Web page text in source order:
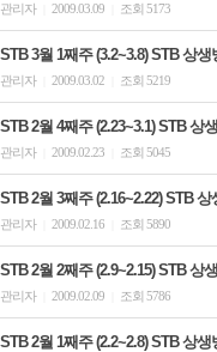
관리자 2009.03.09 조회 5173
STB 3월 1째주 (3.2~3.8) STB 상
관리자 2009.03.02 조회 5219
STB 2월 4째주 (2.23~3.1) STB 상
관리자 2009.02.23 조회 5045
STB 2월 3째주 (2.16~2.22) STB
관리자 2009.02.16 조회 5890
STB 2월 2째주 (2.9~2.15) STB 상
관리자 2009.02.09 조회 5786
STB 2월 1째주 (2.2~2.8) STB 상